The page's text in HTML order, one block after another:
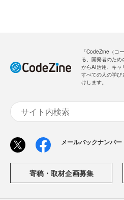
「CodeZine（コ
る、開発者のた
からAI活用、キャ
すべての人の学び
けします。
メールバックナンバー
寄稿・取材企画募集